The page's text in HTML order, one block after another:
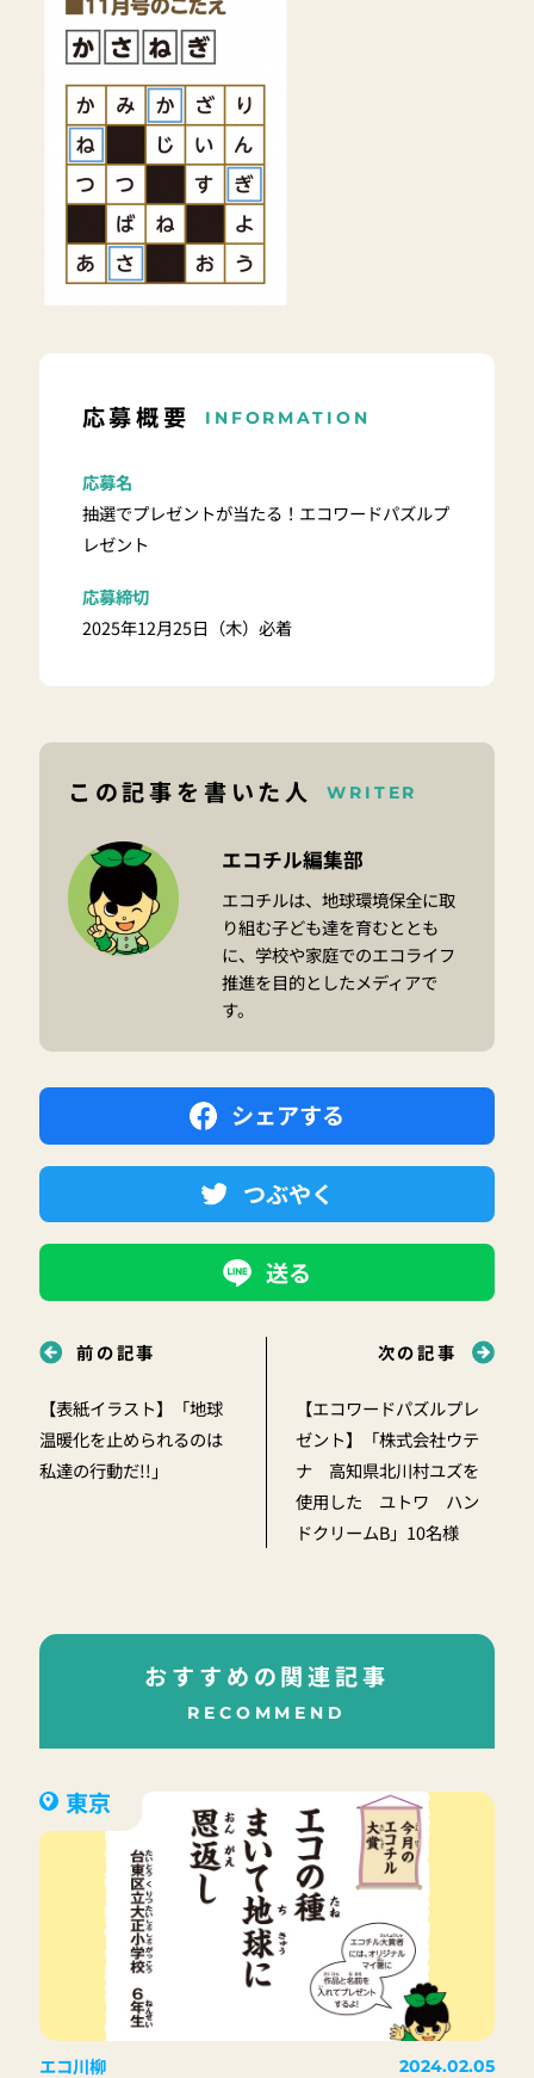
応募概要 INFORMATION
応募名
抽選でプレゼントが当たる！エコワードパズルプ
レゼント
応募締切
2025年12月25日（木）必着
この記事を書いた人 WRITER
エコチル編集部
エコチルは、地球環境保全に取
り組む子ども達を育むととも
に、学校や家庭でのエコライフ
推進を目的としたメディアで
す。
シェアする
つぶやく
送る
前の記事
【表紙イラスト】「地球
温暖化を止められるのは
私達の行動だ!!」
次の記事
【エコワードパズルプレ
ゼント】「株式会社ウテ
ナ 高知県北川村ユズを
使用した ユトワ ハン
ドクリームB」10名様
おすすめの関連記事
RECOMMEND
東京
エコ川柳 2024.02.05